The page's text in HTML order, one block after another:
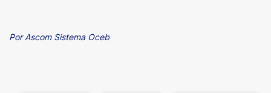
Por Ascom Sistema Oceb